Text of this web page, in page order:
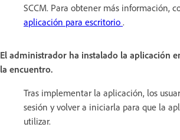
SCCM. Para obtener más información,
aplicación para escritorio .
El administrador ha instalado la aplicación
la encuentro.
Tras implementar la aplicación, los
sesión y volver a iniciarla para que la
utilizar.